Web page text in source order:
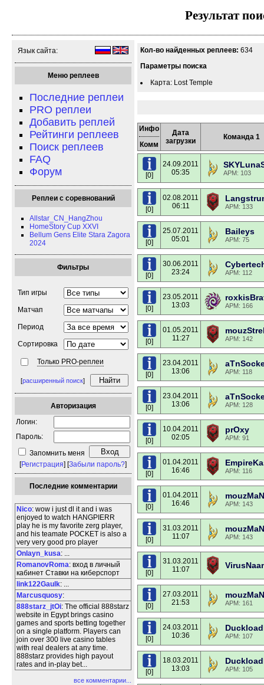
Результат
Язык сайта:
Меню реплеев
Последние реплеи
PRO реплеи
Добавить реплей
Рейтинги реплеев
Поиск реплеев
FAQ
Форум
Реплеи с соревнований
Allstar_CN_HangZhou
HomeStory Cup XXVI
Bellum Gens Elite Stara Zagora
2024
Фильтры
Тип игры
Матчап
Период
Сортировка
Только PRO-реплеи
[расширенный поиск]
Авторизация
Логин:
Пароль:
Запомнить меня
[Регистрация] [Забыли пароль?]
Последние комментарии
Nico: wow i just dl it and i was
enjoyed to watch HANGPIERR
play he is my favorite zerg player,
and his teamate POCKET is also a
very very good pro player
Onlayn_kusa: ...
RomanovRoma: вход в личный
кабинет Ставки на киберспорт
link122Gaulk: ...
Marcusquosy:
888starz_jtOi: The official 888starz
website in Egypt brings casino
games and sports betting together
on a single platform. Players can
join over 300 live casino tables
with real dealers at any time.
888starz provides high payout
rates and in-play bet...
все комментарии...
Кол-во найденных реплеев: 634
Параметры поиска
Карта: Lost Temple
Инфо
Комм
Дата
загрузки
Команда 1
[0]
24.09.2011
05:35
APM: 103
[0]
02.08.2011
06:11
APM: 133
[0]
25.07.2011
05:01
Baileys
APM: 75
[0]
30.06.2011
23:24
APM: 112
[0]
23.05.2011
13:03
APM: 166
[0]
01.05.2011
11:27
APM: 142
[0]
23.04.2011
13:06
APM: 118
[0]
23.04.2011
13:06
APM: 128
[0]
10.04.2011
02:05
prOxy
APM: 91
[0]
01.04.2011
16:46
APM: 116
[0]
01.04.2011
16:46
APM: 143
[0]
31.03.2011
11:07
APM: 143
[0]
31.03.2011
11:07
[0]
27.03.2011
21:53
APM: 161
[0]
24.03.2011
10:36
APM: 107
[0]
18.03.2011
13:03
APM: 105